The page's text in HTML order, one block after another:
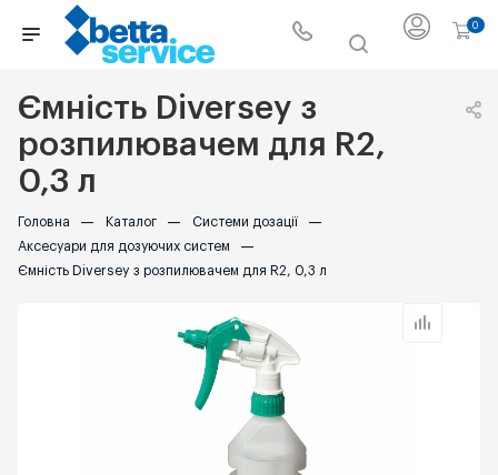
0
Ємність Diversey з
розпилювачем для R2,
0,3 л
Головна — Каталог — Системи дозації —
Аксесуари для дозуючих систем —
Ємність Diversey з розпилювачем для R2, 0,3 л